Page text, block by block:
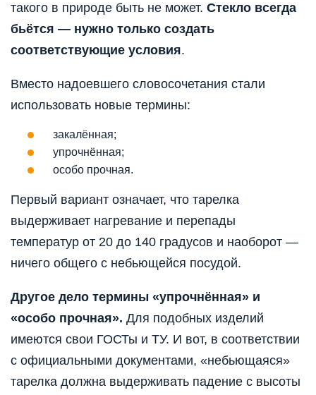
такого в природе быть не может. Стекло всегда
бьётся — нужно только создать
соответствующие условия.
Вместо надоевшего словосочетания стали
использовать новые термины:
закалённая;
упрочнённая;
особо прочная.
Первый вариант означает, что тарелка
выдерживает нагревание и перепады
температур от 20 до 140 градусов и наоборот —
ничего общего с небьющейся посудой.
Другое дело термины «упрочнённая» и
«особо прочная». Для подобных изделий
имеются свои ГОСТы и ТУ. И вот, в соответствии
с официальными документами, «небьющаяся»
тарелка должна выдерживать падение с высоты